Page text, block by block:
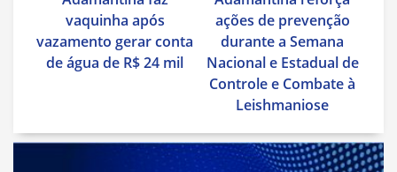
Postvaquinha após
vazamento gerar conta
de água de R$ 24 mil
ações de prevenção
durante a Semana
Nacional e Estadual de
Controle e Combate à
Leishmaniose